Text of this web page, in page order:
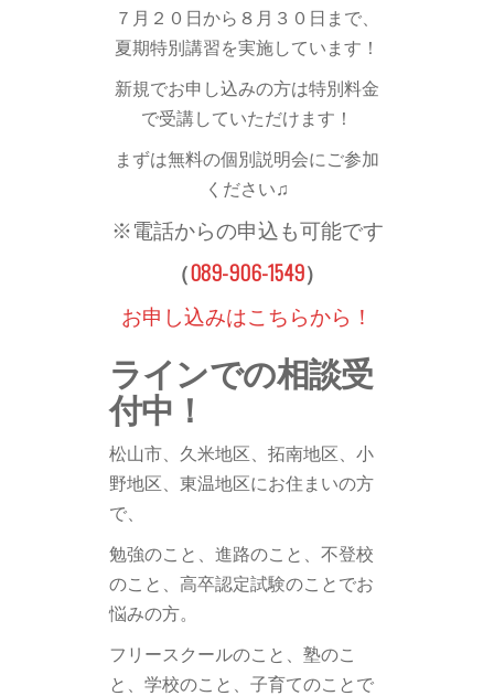
７月２０日から８月３０日まで、
夏期特別講習を実施しています！
新規でお申し込みの方は特別料金
で受講していただけます！
まずは無料の個別説明会にご参加
ください♫
※電話からの申込も可能です
（089-906-1549）
お申し込みはこちらから！
ラインでの相談受
付中！
松山市、久米地区、拓南地区、小
野地区、 東温地区にお住まいの方
で、
勉強のこと、進路のこと、不登校
のこと、 高卒認定試験のことでお
悩みの方。
フリースクールのこと、塾のこ
と、学校のこと、子育てのことで